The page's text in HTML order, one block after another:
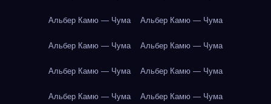
Альбер Камю — Чума Альбер Камю — Чума
Альбер Камю — Чума Альбер Камю — Чума
Альбер Камю — Чума Альбер Камю — Чума
Альбер Камю — Чума Альбер Камю — Чума